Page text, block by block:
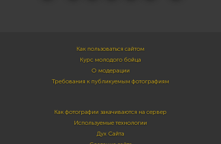
Как пользоваться сайтом
Курс молодого бойца
О модерации
Требования к публикуемым фотографиям
Как фотографии закачиваются на сервер
Используемые технологии
Дух Сайта